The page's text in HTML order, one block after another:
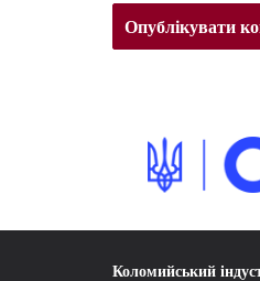
Коломийський